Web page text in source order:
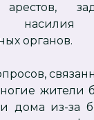
арестов,
органов.
жители
дома из-за